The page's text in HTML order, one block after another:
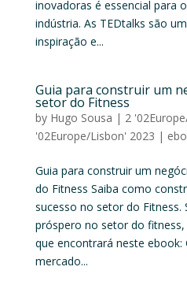
inovadoras é essencial para
indústria. As TEDtalks são
inspiração e...
Guia para construir um
setor do Fitness
by Hugo Sousa | 2
'02Europe/Lisbon' 2023 |
Guia para construir um
do Fitness Saiba como
sucesso no setor do Fitness.
próspero no setor do
que encontrará neste
mercado...